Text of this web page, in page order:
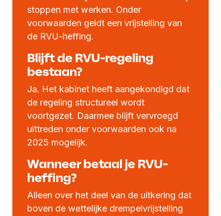
stoppen met werken. Onder
voorwaarden geldt een vrijstelling van
de RVU-heffing.
Blijft de RVU-regeling
bestaan?
Ja. Het kabinet heeft aangekondigd dat
de regeling structureel wordt
voortgezet. Daarmee blijft vervroegd
uittreden onder voorwaarden ook na
2025 mogelijk.
Wanneer betaal je RVU-
heffing?
Alleen over het deel van de uitkering dat
boven de wettelijke drempelvrijstelling